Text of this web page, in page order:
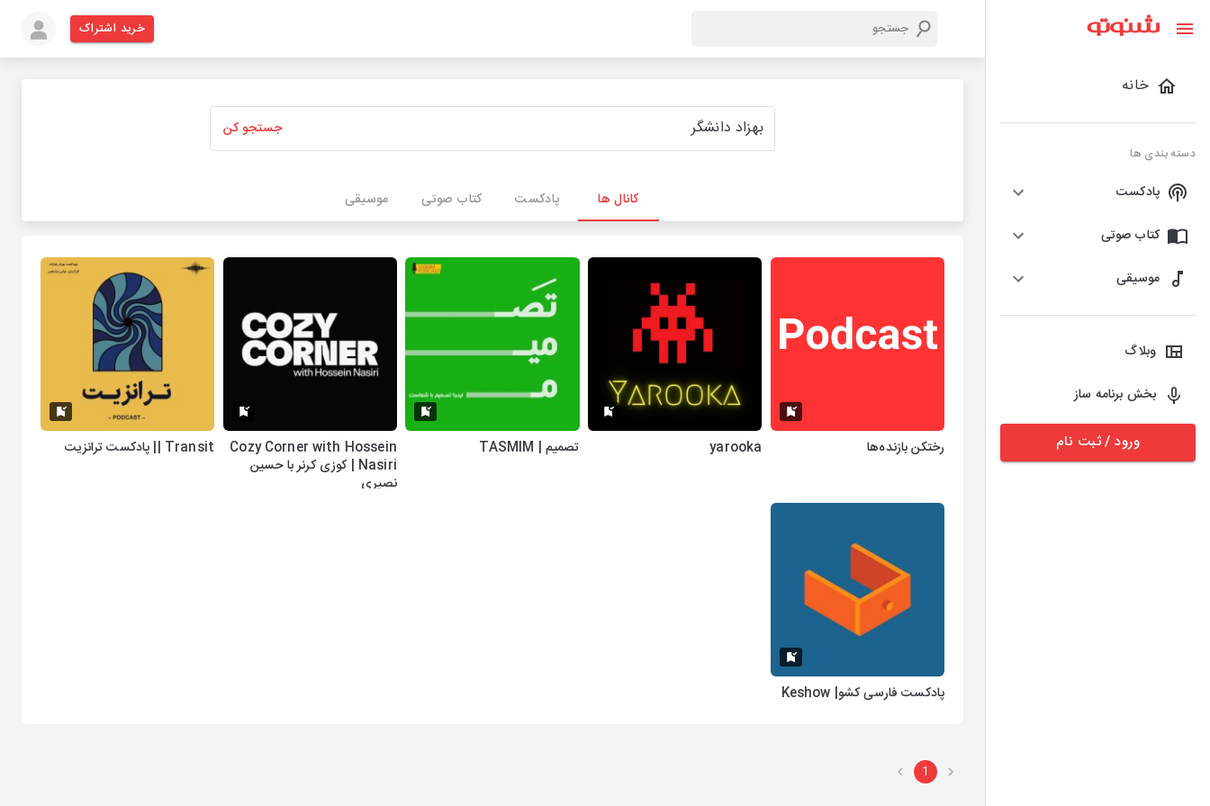
خانه
دسته بندی ها
پادکست
کتاب صوتی
موسیقی
وبلاگ
بخش برنامه ساز
ورود / ثبت نام
خرید اشتراک
جستجو کن
کانال ها پادکست کتاب صوتی موسیقی
رختکن بازنده‌ها yarooka تصمیم | TASMIM
Cozy Corner with Hossein
Nasiri | کوزی کرنر با حسین
نصیری
Transit || پادکست ترانزیت
پادکست فارسی کشو| Keshow
1